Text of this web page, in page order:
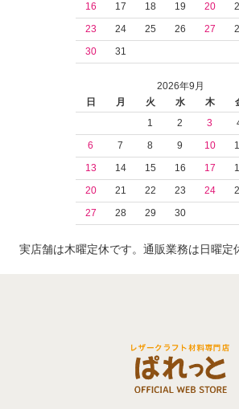
16
17 18 19 20
23
24 25 26 27
30
31
2026年9月
日
月 火 水 木
1
2 3
6
7 8 9 10
13
14 15 16 17
20
21 22 23 24
27
28 29 30
実店舗は木曜定休です。通販業務は日曜定